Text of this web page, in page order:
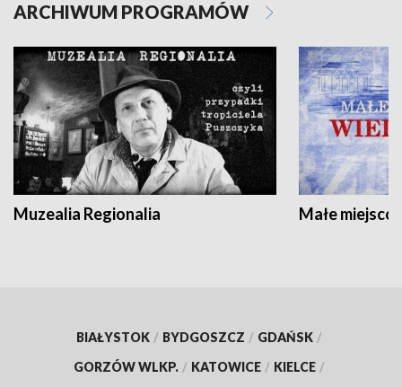
ARCHIWUM PROGRAMÓW
Muzealia Regionalia Małe
BIAŁYSTOK / BYDGOSZCZ / GDAŃSK /
GORZÓW WLKP. / KATOWICE / KIELCE /